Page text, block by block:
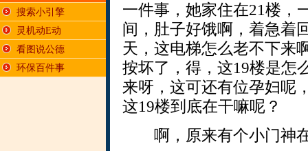
搜索小引擎
灵机动E动
看图说公德
环保百件事
一件事，她家住在21楼，
间，肚子好饿啊，着急着
天，这电梯怎么老不下
按坏了，得，这19楼是
来呀，这可还有位孕妇呢
这19楼到底在干嘛呢？
啊，原来有个小门神